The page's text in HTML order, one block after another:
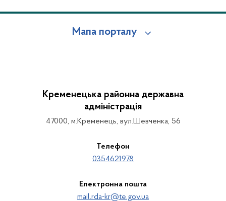
Мапа порталу
Кременецька районна державна
адміністрація
47000, м.Кременець, вул.Шевченка, 56
Телефон
0354621978
Електронна пошта
mail.rda-kr@te.gov.ua